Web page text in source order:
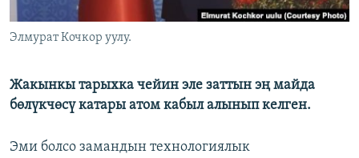
ЭЕ/АРнун бардык сайттары
Элмурат Кочкор уулу.
Жакынкы тарыхка чейин эле заттын эң майда
бөлүкчөсү катары атом кабыл алынып келген.
Эми болсо замандын технологиялык